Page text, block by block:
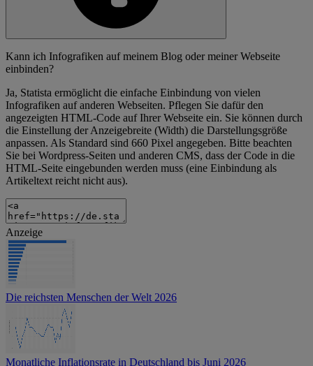
Kann ich Infografiken auf meinem Blog oder meiner Webseite
einbinden?
Ja, Statista ermöglicht die einfache Einbindung von vielen
Infografiken auf anderen Webseiten. Pflegen Sie dafür den
angezeigten HTML-Code auf Ihrer Webseite ein. Sie können durch
die Einstellung der Anzeigebreite (Width) die Darstellungsgröße
anpassen. Als Standard sind 660 Pixel angegeben. Bitte beachten
Sie bei Wordpress-Seiten und anderen CMS, dass der Code in die
HTML-Seite eingebunden werden muss (eine Einbindung als
Artikeltext reicht nicht aus).
Anzeige
Die reichsten Menschen der Welt 2026
Monatliche Inflationsrate in Deutschland bis Juni 2026